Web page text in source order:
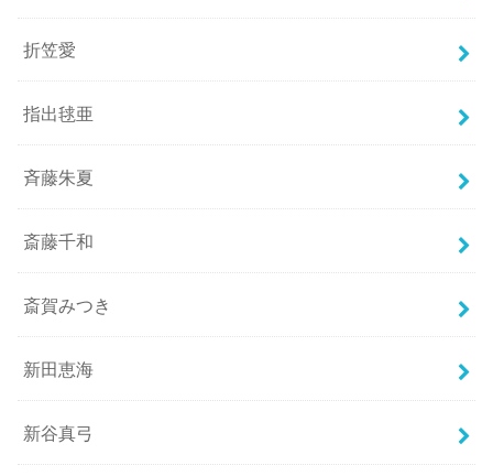
折笠愛
指出毬亜
斉藤朱夏
斎藤千和
斎賀みつき
新田恵海
新谷真弓